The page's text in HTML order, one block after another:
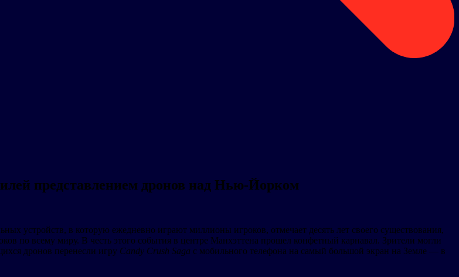
представлением дронов над Нью-Йорком
устройств, в которую ежедневно играют миллионы игроков, отмечает десять лет своего существования,
по всему миру. В честь этого события в центре Манхэттена прошел конфетный карнавал. Зрители могли
дронов перенесли игру Candy Crush Saga с мобильного телефона на самый большой экран на Земле — в